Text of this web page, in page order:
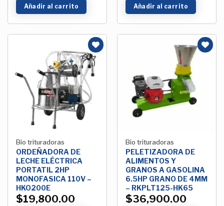
Añadir al carrito Añadir al carrito
Añadir
a la
Lista de
deseos
Bio trituradoras
ORDEÑADORA DE
LECHE ELÉCTRICA
PORTATIL 2HP
MONOFASICA 110V –
HKO200E
$19,800.00
Añadir
Lista de
deseos
Bio trituradoras
PELETIZADORA DE
ALIMENTOS Y
GRANOS A GASOLINA
6.5HP GRANO DE 4MM
– RKPLT125-HK65
$36,900.00